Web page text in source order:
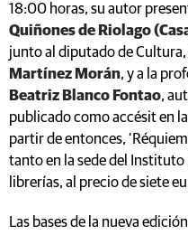
18:00 horas, su autor
Quiñones de Riolago
junto al diputado de
Martínez Morán, y a la
Beatriz Blanco Fontao,
publicado como accésit en
partir de entonces,
tanto en la sede del Instituto
librerías, al precio de siete
Las bases de la nueva